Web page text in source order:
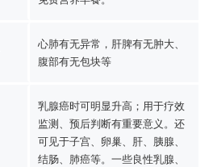
心肺有无异常，肝脾有无肿大、
腹部有无包块等
乳腺癌时可明显升高；用于疗效
监测、预后判断有重要意义。还
可见于子宫、卵巢、肝、胰腺、
结肠、肺癌等。一些良性乳腺、